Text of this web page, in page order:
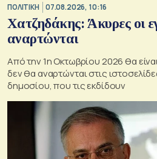
ΠΟΛΙΤΙΚΗ 07.08.2026, 10:16
Χατζηδάκης: Άκυρες οι
αναρτώνται
Από την 1η Οκτωβρίου 2026 θα
δεν θα αναρτώνται στις
δημοσίου, που τις εκδίδουν